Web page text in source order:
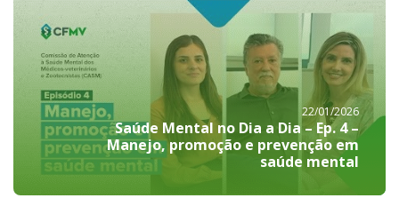
22/01/2026
Saúde Mental no Dia a Dia – Ep. 4 –
Manejo, promoção e prevenção em
saúde mental